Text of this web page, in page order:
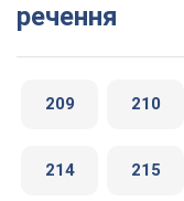
речення
209 210
214 215